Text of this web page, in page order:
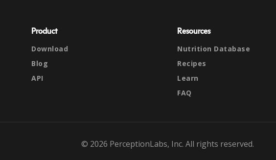
Product
Download
Blog
API
Resources
Nutrition Database
Recipes
Learn
FAQ
© 2026 PerceptionLabs, Inc. All rights reserved.